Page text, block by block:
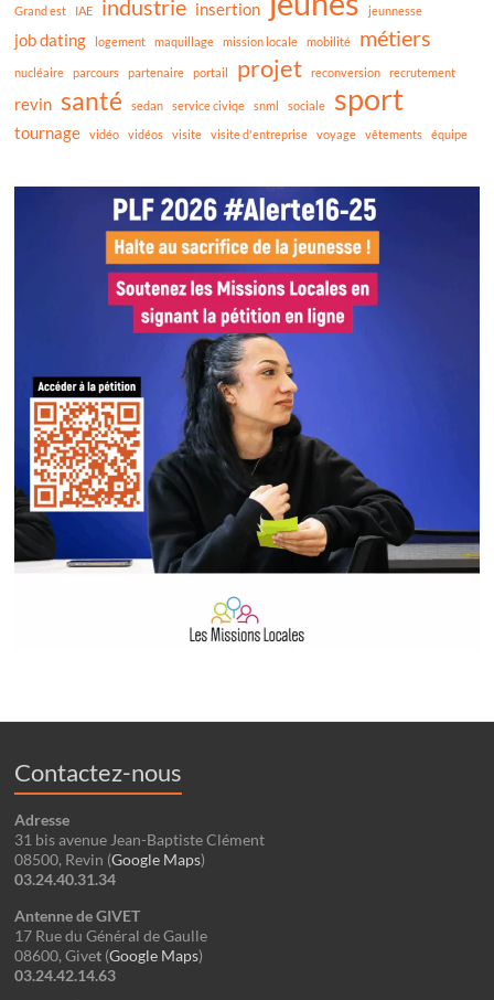
Grand est IAE industrie insertion jeunnesse
job dating logement maquillage mission locale mobilité métiers
nucléaire parcours partenaire portail projet reconversion recrutement
revin santé sedan service civiqe snml sociale sport
tournage vidéo vidéos visite visite d'entreprise voyage vêtements équipe
Contactez-nous
Adresse
31 bis avenue Jean-Baptiste Clément
08500, Revin (Google Maps)
03.24.40.31.34
Antenne de GIVET
17 Rue du Général de Gaulle
08600, Givet (Google Maps)
03.24.42.14.63